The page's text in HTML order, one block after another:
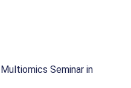
Seminar in